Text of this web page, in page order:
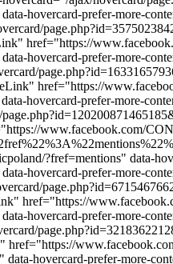
hovercard-prefer-more-
href="https://
hovercard-prefer-more-
href="https://
hovercard-prefer-more-
www.facebook.com/
?fref=mentions" data-
hovercard-prefer-more-
href="https://
hovercard-prefer-more-
hovercard-prefer-more-